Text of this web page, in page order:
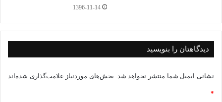
1396-11-14
دیدگاهتان را بنویسید
نشانی ایمیل شما منتشر نخواهد شد. بخش‌های موردنیاز علامت‌گذاری شده‌اند
*